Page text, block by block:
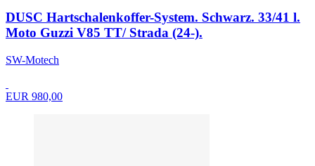
DUSC Hartschalenkoffer-System. Schwarz. 33/41 l.
Moto Guzzi V85 TT/ Strada (24-).
SW-Motech
EUR 980,00